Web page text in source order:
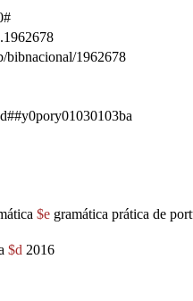
bibnacional/1962678
$e gramática prática de
$d 2016